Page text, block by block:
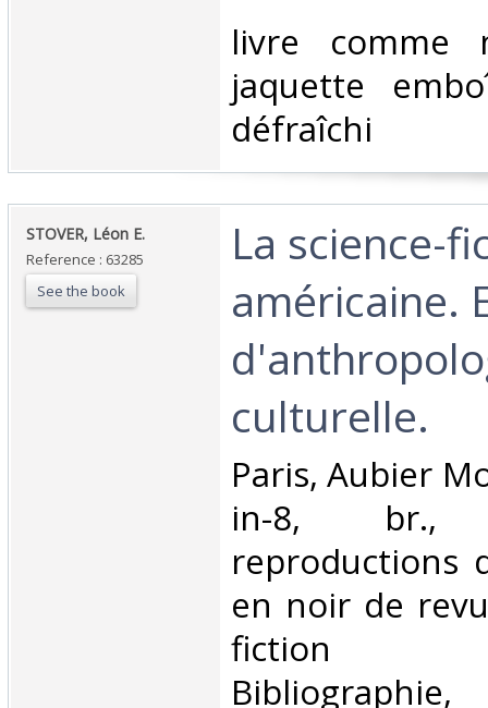
‎livre comme
jaquette
défraîchi‎
‎STOVER, Léon E.‎
Reference : 63285
See the book
‎La science-
américaine.
culturelle.‎
‎Paris, Aubier
in-8, br.,
reproductions
en noir de
fiction